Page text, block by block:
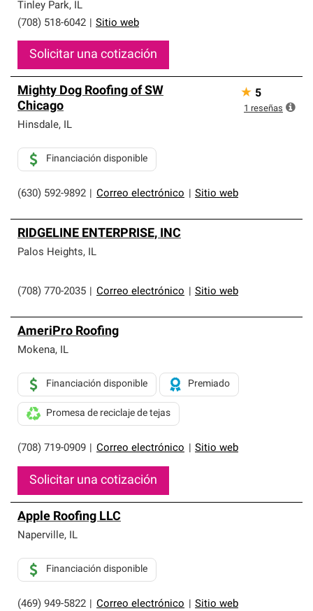
Tinley Park, IL
(708) 518-6042
Sitio web
Solicitar una cotización
Mighty Dog Roofing of SW
Chicago
Hinsdale, IL
(630) 592-9892 Correo electrónico Sitio web
Financiación disponible
★ 5
1 reseñas
RIDGELINE ENTERPRISE, INC
Palos Heights, IL
(708) 770-2035 Correo electrónico Sitio web
AmeriPro Roofing
Mokena, IL
(708) 719-0909 Correo electrónico Sitio web
Financiación disponible Premiado
Promesa de reciclaje de tejas
Solicitar una cotización
Apple Roofing LLC
Naperville, IL
(469) 949-5822 Correo electrónico Sitio web
Financiación disponible